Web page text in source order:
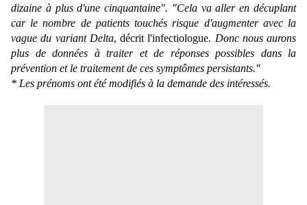
dizaine à plus d'une cinquantaine". "Cela va aller en décuplant
car le nombre de patients touchés risque d'augmenter avec la
vague du variant Delta, décrit l'infectiologue. Donc nous aurons
plus de données à traiter et de réponses possibles dans la
prévention et le traitement de ces symptômes persistants."
* Les prénoms ont été modifiés à la demande des intéressés.